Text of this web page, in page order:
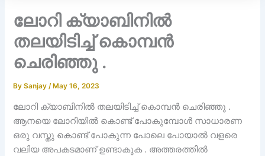
ലോറി ക്യാബിനിൽ
തലയിടിച്ച് കൊമ്പൻ
ചെരിഞ്ഞു .
BySanjay /May 16, 2023
ലോറി ക്യാബിനിൽ തലയിടിച്ച് കൊമ്പൻ ചെരിഞ്ഞു .
ആനയെ ലോറിയിൽ കൊണ്ട് പോകുമ്പോൾ സാധാരണ
ഒരു വസ്തു കൊണ്ട് പോകുന്ന പോലെ പോയാൽ വളരെ
വലിയ അപകടമാണ് ഉണ്ടാകുക . അത്തരത്തിൽ